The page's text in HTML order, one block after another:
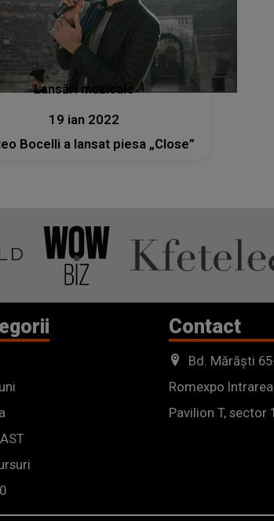
Lansări muzicale
19 ian 2022
Bocelli a lansat piesa „Close”
Contact
Bd. Mărăști
Romexpo Intrarea
Pavilion T, sector 1